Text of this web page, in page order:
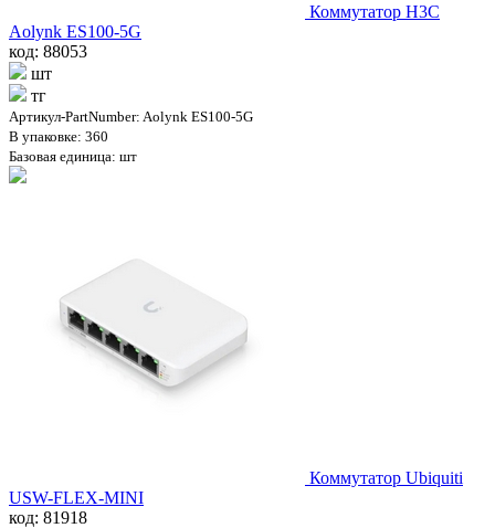
Коммутатор H3C
Aolynk ES100-5G
код: 88053
шт
тг
Артикул-PartNumber: Aolynk ES100-5G
В упаковке: 360
Базовая единица: шт
Коммутатор Ubiquiti
USW-FLEX-MINI
код: 81918